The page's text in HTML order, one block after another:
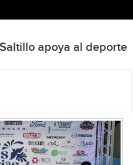
apoya al deporte